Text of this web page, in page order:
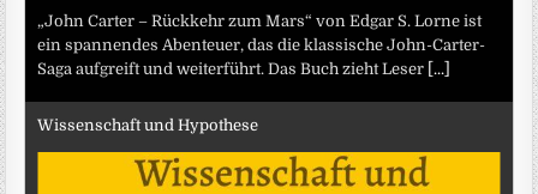
„John Carter – Rückkehr zum Mars“ von Edgar S. Lorne ist
ein spannendes Abenteuer, das die klassische John-Carter-
Saga aufgreift und weiterführt. Das Buch zieht Leser [...]
Wissenschaft und Hypothese